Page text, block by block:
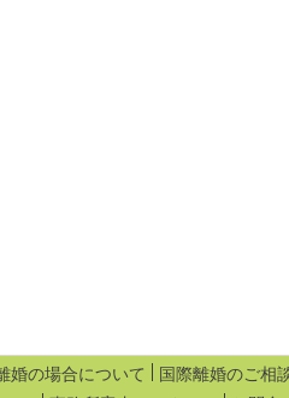
の場合について 国際離婚のご相